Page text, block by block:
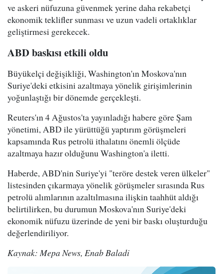
ve askeri nüfuzuna güvenmek yerine daha rekabetçi
ekonomik teklifler sunması ve uzun vadeli ortaklıklar
geliştirmesi gerekecek.
ABD baskısı etkili oldu
Büyükelçi değişikliği, Washington'ın Moskova'nın
Suriye'deki etkisini azaltmaya yönelik girişimlerinin
yoğunlaştığı bir dönemde gerçekleşti.
Reuters'ın 4 Ağustos'ta yayınladığı habere göre Şam
yönetimi, ABD ile yürüttüğü yaptırım görüşmeleri
kapsamında Rus petrolü ithalatını önemli ölçüde
azaltmaya hazır olduğunu Washington'a iletti.
Haberde, ABD'nin Suriye'yi "teröre destek veren ülkeler"
listesinden çıkarmaya yönelik görüşmeler sırasında Rus
petrolü alımlarının azaltılmasına ilişkin taahhüt aldığı
belirtilirken, bu durumun Moskova'nın Suriye'deki
ekonomik nüfuzu üzerinde de yeni bir baskı oluşturduğu
değerlendiriliyor.
Kaynak: Mepa News, Enab Baladi